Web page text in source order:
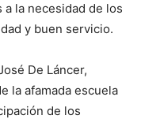
la necesidad de los
y buen servicio.
De Láncer,
la afamada escuela
de los